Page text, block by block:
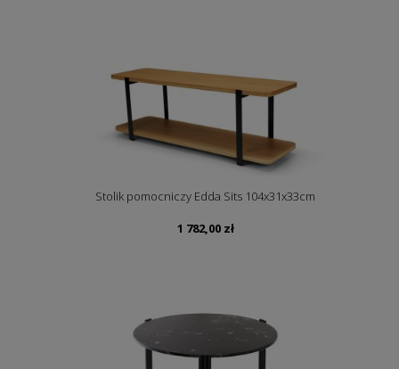
Stolik pomocniczy Edda Sits 104x31x33cm
1 782,00 zł